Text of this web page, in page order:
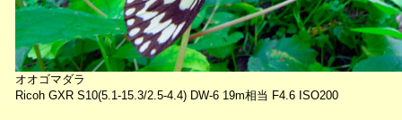
オオゴマダラ
Ricoh GXR S10(5.1-15.3/2.5-4.4) DW-6 19m相当 F4.6 ISO200